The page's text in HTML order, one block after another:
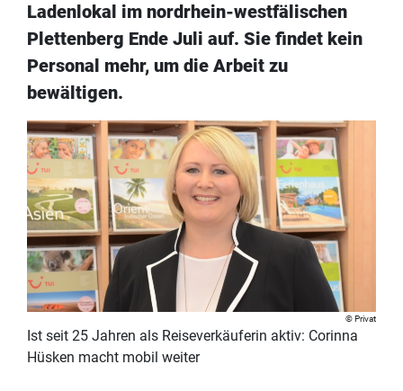
Ladenlokal im nordrhein-westfälischen
Plettenberg Ende Juli auf. Sie findet kein
Personal mehr, um die Arbeit zu
bewältigen.
Privat
Ist seit 25 Jahren als Reiseverkäuferin aktiv: Corinna
Hüsken macht mobil weiter